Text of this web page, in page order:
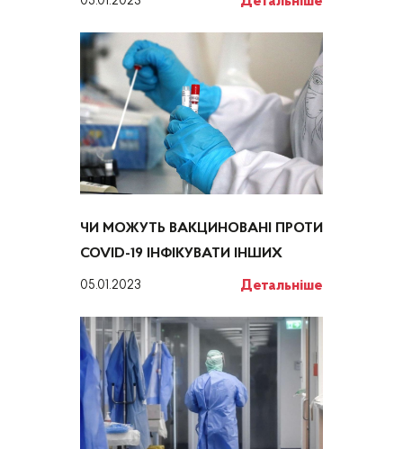
ЧИ МОЖУТЬ ВАКЦИНОВАНІ ПРОТИ
COVID-19 ІНФІКУВАТИ ІНШИХ
05.01.2023 Детальніше